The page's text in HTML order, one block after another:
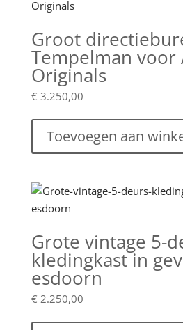
Groot
Tempelman voor
Originals
€ 3.250,00
Toevoegen aan
Grote vintage 5-
kledingkast in
esdoorn
€ 2.250,00